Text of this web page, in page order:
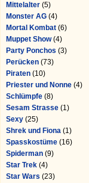
Mittelalter (5)
Monster AG (4)
Mortal Kombat (6)
Muppet Show(4)
Party Ponchos (3)
Perücken (73)
Piraten (10)
Priester und Nonne (4)
Schlümpfe (8)
Sesam Strasse (1)
Sexy (25)
Shrek und Fiona (1)
Spasskostüme (16)
Spiderman (9)
Star Trek (4)
Star Wars (23)